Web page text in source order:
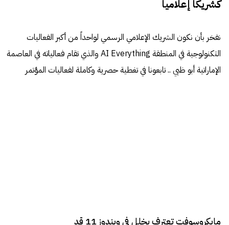
كشريكاً إعلامياً
نفخر بأن نكون الشريك الإعلامي الرسمي لواحداً من أكبر الفعاليات
التكنولوجية في المنطقة AI Everything والذي تقام فعالياته في العاصمة
الإماراتية أبو ظبي .. تابعونا في تغطية حصرية وكاملة لفعاليات المؤتمر
مايكروسوفت تعترف بخلل في ويندوز 11 قد